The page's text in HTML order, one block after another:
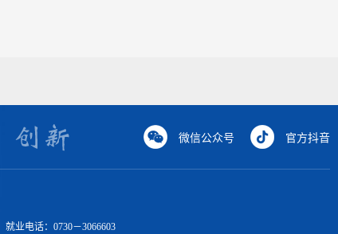
微信公众号 官方抖音
就业电话：0730－3066603